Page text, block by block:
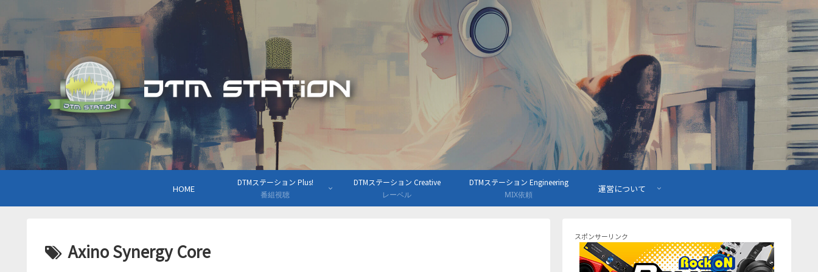
HOME
DTMステーション Plus!
番組視聴
DTMステーション Creative
レーベル
DTMステーション Engineering
MIX依頼
運営について
Axino Synergy Core
スポンサーリンク